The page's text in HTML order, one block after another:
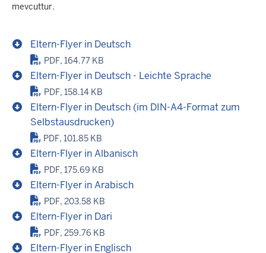
mevcuttur.
Eltern-Flyer in Deutsch
PDF, 164.77 KB
Eltern-Flyer in Deutsch - Leichte Sprache
PDF, 158.14 KB
Eltern-Flyer in Deutsch (im DIN-A4-Format zum
Selbstausdrucken)
PDF, 101.85 KB
Eltern-Flyer in Albanisch
PDF, 175.69 KB
Eltern-Flyer in Arabisch
PDF, 203.58 KB
Eltern-Flyer in Dari
PDF, 259.76 KB
Eltern-Flyer in Englisch